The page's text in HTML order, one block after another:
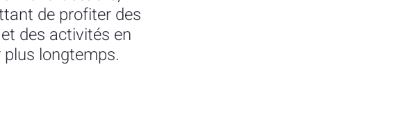
de profiter des
des activités en
longtemps.